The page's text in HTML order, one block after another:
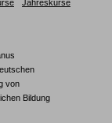
Jahreskurse
von
Bildung